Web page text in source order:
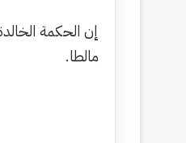
إن الحكمة
مالطا.